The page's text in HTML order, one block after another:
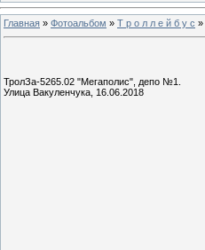
Главная » Фотоальбом » Т р о л л е й б у с »
ТролЗа-5265.02 "Мегаполис", депо №1.
Улица Вакуленчука, 16.06.2018